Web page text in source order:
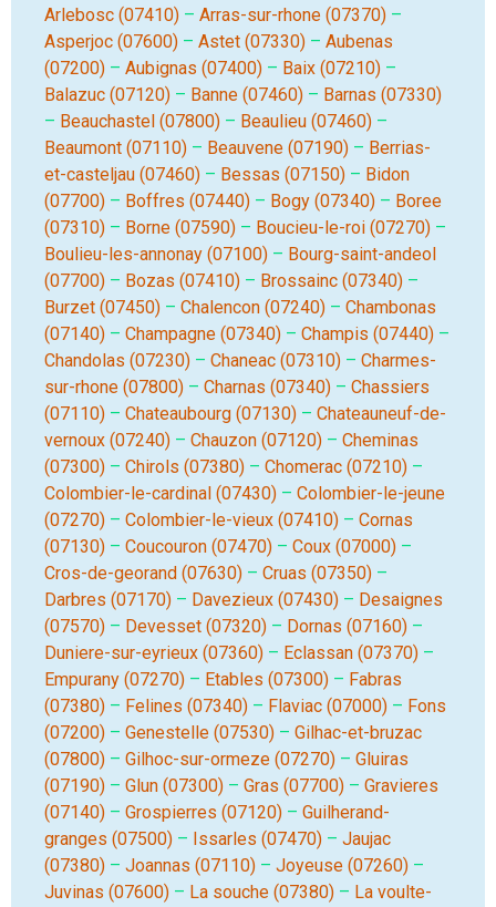
Arlebosc (07410) – Arras-sur-rhone (07370) –
Asperjoc (07600) – Astet (07330) – Aubenas
(07200) – Aubignas (07400) – Baix (07210) –
Balazuc (07120) – Banne (07460) – Barnas (07330)
– Beauchastel (07800) – Beaulieu (07460) –
Beaumont (07110) – Beauvene (07190) – Berrias-
et-casteljau (07460) – Bessas (07150) – Bidon
(07700) – Boffres (07440) – Bogy (07340) – Boree
(07310) – Borne (07590) – Boucieu-le-roi (07270) –
Boulieu-les-annonay (07100) – Bourg-saint-andeol
(07700) – Bozas (07410) – Brossainc (07340) –
Burzet (07450) – Chalencon (07240) – Chambonas
(07140) – Champagne (07340) – Champis (07440) –
Chandolas (07230) – Chaneac (07310) – Charmes-
sur-rhone (07800) – Charnas (07340) – Chassiers
(07110) – Chateaubourg (07130) – Chateauneuf-de-
vernoux (07240) – Chauzon (07120) – Cheminas
(07300) – Chirols (07380) – Chomerac (07210) –
Colombier-le-cardinal (07430) – Colombier-le-jeune
(07270) – Colombier-le-vieux (07410) – Cornas
(07130) – Coucouron (07470) – Coux (07000) –
Cros-de-georand (07630) – Cruas (07350) –
Darbres (07170) – Davezieux (07430) – Desaignes
(07570) – Devesset (07320) – Dornas (07160) –
Duniere-sur-eyrieux (07360) – Eclassan (07370) –
Empurany (07270) – Etables (07300) – Fabras
(07380) – Felines (07340) – Flaviac (07000) – Fons
(07200) – Genestelle (07530) – Gilhac-et-bruzac
(07800) – Gilhoc-sur-ormeze (07270) – Gluiras
(07190) – Glun (07300) – Gras (07700) – Gravieres
(07140) – Grospierres (07120) – Guilherand-
granges (07500) – Issarles (07470) – Jaujac
(07380) – Joannas (07110) – Joyeuse (07260) –
Juvinas (07600) – La souche (07380) – La voulte-